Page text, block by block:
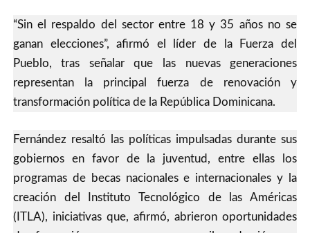
“Sin el respaldo del sector entre 18 y 35 años no se
ganan elecciones”, afirmó el líder de la Fuerza del
Pueblo, tras señalar que las nuevas generaciones
representan la principal fuerza de renovación y
transformación política de la República Dominicana.
Fernández resaltó las políticas impulsadas durante sus
gobiernos en favor de la juventud, entre ellas los
programas de becas nacionales e internacionales y la
creación del Instituto Tecnológico de las Américas
(ITLA), iniciativas que, afirmó, abrieron oportunidades